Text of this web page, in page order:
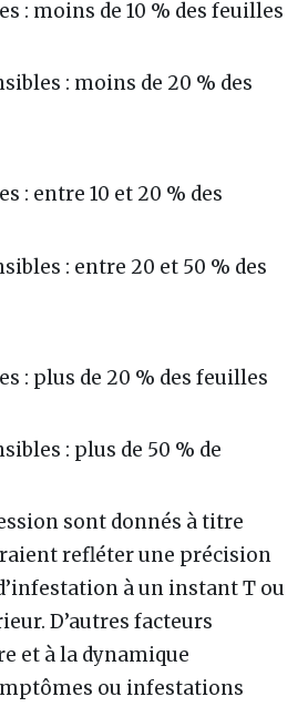
: moins de 10 % des feuilles
: moins de 20 % des
: entre 10 et 20 % des
: entre 20 et 50 % des
: plus de 20 % des feuilles
: plus de 50 % de
sont donnés à titre
refléter une précision
à un instant T ou
D’autres facteurs
et à la dynamique
ou infestations